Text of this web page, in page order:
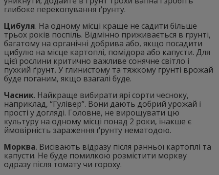
глибоке перекопування ґрунту.
Цибуля. На одному місці краще не садити більше
трьох років поспіль. Відмінно приживається в грунті,
багатому на органічні добрива або, якщо посадити
цибулю на місце картоплі, помідора або капусти. Для
цієї рослини критично важливе сонячне світло і
пухкий ґрунт. У глинистому та тяжкому грунті врожай
буде поганим, якщо взагалі буде.
Часник. Найкраще вибирати ярі сорти чесноку,
наприклад, “Гулівер”. Вони дають добрий урожай і
прості у догляді. Головне, не вирощувати цю
культуру на одному місці понад 2 роки, інакше є
ймовірність зараження ґрунту нематодою.
Морква. Висівають відразу після ранньої картоплі та
капусти. Не буде помилкою розмістити моркву
одразу після томату чи гороху.